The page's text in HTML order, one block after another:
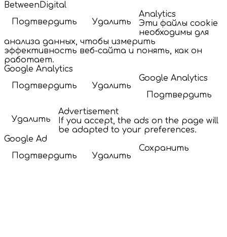
BetweenDigital
Подтвердить
Удалить
Analytics
Эти файлы cookie
необходимы для
анализа данных, чтобы измерить
эффективность веб-сайта и понять, как он
работает.
Google Analytics
Подтвердить
Удалить
Google Analytics
Подтвердить
Удалить
Advertisement
If you accept, the ads on the page will
be adapted to your preferences.
Google Ad
Подтвердить
Удалить
Сохранить